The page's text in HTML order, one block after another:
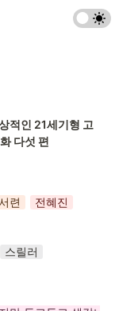
적인 21세기형 고
다섯 편
련
전혜진
스릴러